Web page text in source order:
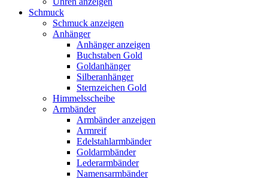
Schmuck
Schmuck anzeigen
Anhänger
Anhänger anzeigen
Buchstaben Gold
Goldanhänger
Silberanhänger
Sternzeichen Gold
Himmelsscheibe
Armbänder
Armbänder anzeigen
Armreif
Edelstahlarmbänder
Goldarmbänder
Lederarmbänder
Namensarmbänder